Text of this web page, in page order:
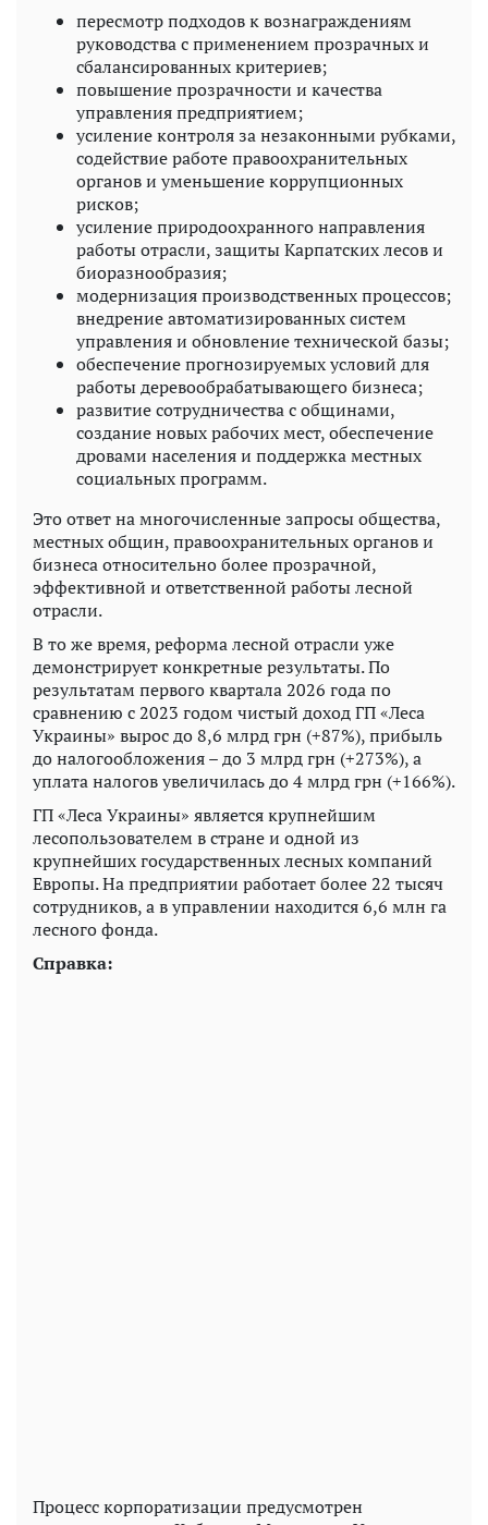
пересмотр подходов к вознаграждениям
руководства с применением прозрачных и
сбалансированных критериев;
повышение прозрачности и качества
управления предприятием;
усиление контроля за незаконными рубками,
содействие работе правоохранительных
органов и уменьшение коррупционных
рисков;
усиление природоохранного направления
работы отрасли, защиты Карпатских лесов и
биоразнообразия;
модернизация производственных процессов;
внедрение автоматизированных систем
управления и обновление технической базы;
обеспечение прогнозируемых условий для
работы деревообрабатывающего бизнеса;
развитие сотрудничества с общинами,
создание новых рабочих мест, обеспечение
дровами населения и поддержка местных
социальных программ.
Это ответ на многочисленные запросы общества,
местных общин, правоохранительных органов и
бизнеса относительно более прозрачной,
эффективной и ответственной работы лесной
отрасли.
В то же время, реформа лесной отрасли уже
демонстрирует конкретные результаты. По
результатам первого квартала 2026 года по
сравнению с 2023 годом чистый доход ГП «Леса
Украины» вырос до 8,6 млрд грн (+87%), прибыль
до налогообложения – до 3 млрд грн (+273%), а
уплата налогов увеличилась до 4 млрд грн (+166%).
ГП «Леса Украины» является крупнейшим
лесопользователем в стране и одной из
крупнейших государственных лесных компаний
Европы. На предприятии работает более 22 тысяч
сотрудников, а в управлении находится 6,6 млн га
лесного фонда.
Справка:
Процесс корпоратизации предусмотрен